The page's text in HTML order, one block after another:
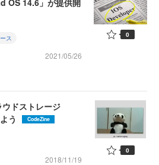
OS 14.6」が提供開
ス
2021/05/26
0
ドストレージ
う
CodeZine
2018/11/19
0